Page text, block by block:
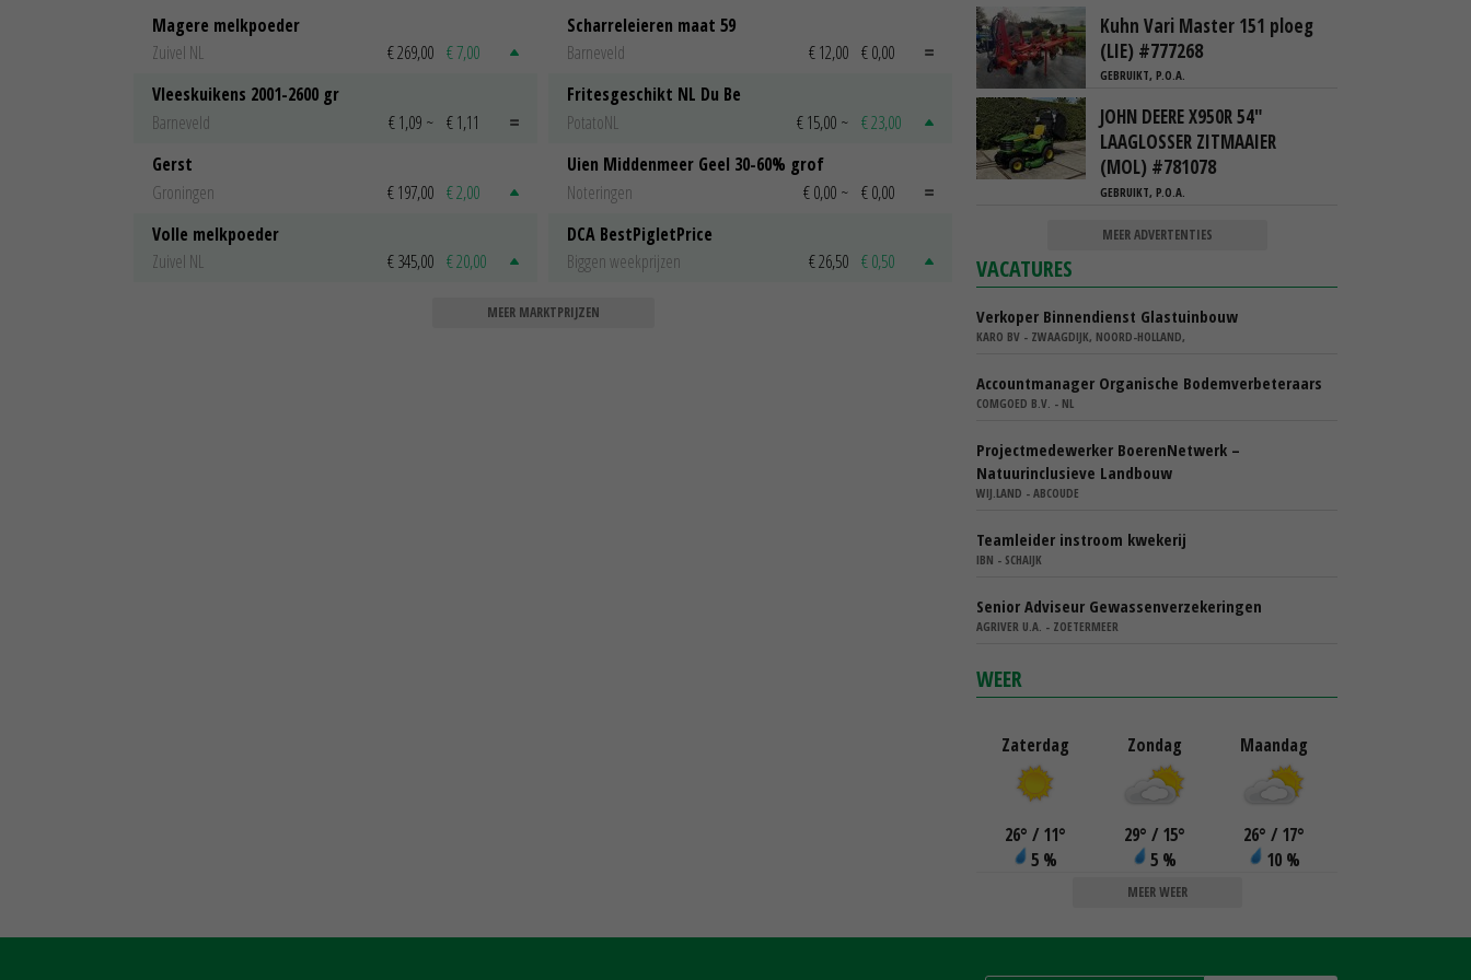
Magere melkpoeder
Zuivel NL
€ 269,00 € 7,00
Vleeskuikens 2001-2600 gr
Barneveld
€ 1,09 ~ € 1,11
Gerst
Groningen
€ 197,00 € 2,00
Volle melkpoeder
Zuivel NL
€ 345,00 € 20,00
Scharreleieren maat 59
Barneveld
€ 12,00 € 0,00
Fritesgeschikt NL Du Be
PotatoNL
€ 15,00 ~ € 23,00
Uien Middenmeer Geel 30-60% grof
Noteringen
€ 0,00 ~ € 0,00
DCA BestPigletPrice
Biggen weekprijzen
€ 26,50 € 0,50
MEER MARKTPRIJZEN
Kuhn Vari Master 151 ploeg
(LIE) #777268
GEBRUIKT, P.O.A.
JOHN DEERE X950R 54"
LAAGLOSSER ZITMAAIER
(MOL) #781078
GEBRUIKT, P.O.A.
MEER ADVERTENTIES
VACATURES
Verkoper Binnendienst Glastuinbouw
KARO BV - ZWAAGDIJK, NOORD-HOLLAND,
Accountmanager Organische Bodemverbeteraars
COMGOED B.V. - NL
Projectmedewerker BoerenNetwerk –
Natuurinclusieve Landbouw
WIJ.LAND - ABCOUDE
Teamleider instroom kwekerij
IBN - SCHAIJK
Senior Adviseur Gewassenverzekeringen
AGRIVER U.A. - ZOETERMEER
WEER
Zaterdag
26° / 11°
5 %
Zondag
29° / 15°
5 %
Maandag
26° / 17°
10 %
MEER WEER